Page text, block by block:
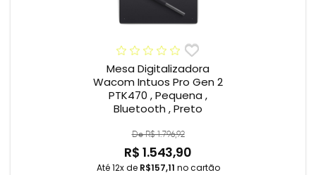
Mesa Digitalizadora
Wacom Intuos Pro Gen 2
PTK470 , Pequena ,
Bluetooth , Preto
De R$ 1.796,92
R$ 1.543,90
Até 12x de R$157,11 no cartão